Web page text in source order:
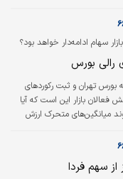
نرخ دلار و رشد اندک
با فشار عرضه مواجه
بخشی از سرمایه‌گذاران در
سهام ادامه‌دار خواهد بود؟
رالی بورس
تهران و ثبت رکوردهای
فعالان بازار این است که آیا
میانگین‌های متحرک ارزش
در روزهای اخیر،
است. تجربه تاریخی بورس
بیش از آنکه به رشد قیمت‌ها
از سهم فردا